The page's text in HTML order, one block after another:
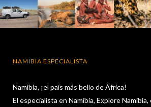
NAMIBIA ESPECIALISTA
Namibia, ¡el país más bello de África!
El especialista en Namibia, Explore